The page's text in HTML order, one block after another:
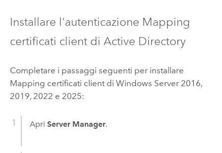
Installare l'autenticazione Mapping
certificati client di Active Directory
Completare i passaggi seguenti per installare
Mapping certificati client di Windows Server2016,
2019, 2022 e 2025:
Apri Server Manager.